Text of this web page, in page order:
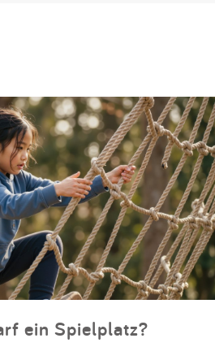
ein Spielplatz?